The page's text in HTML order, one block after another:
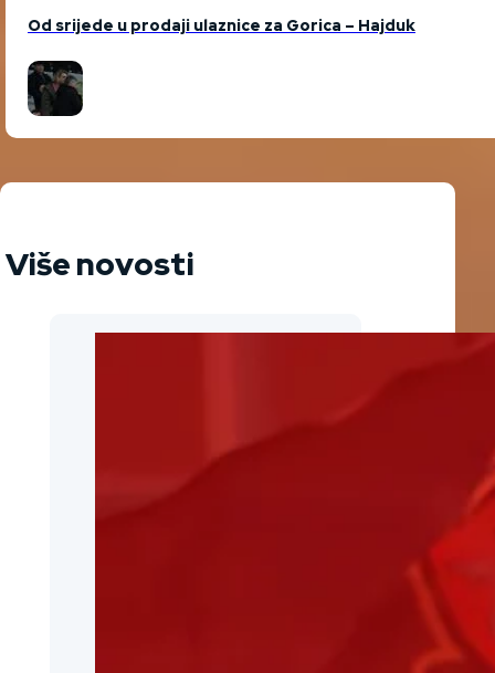
Od srijede u prodaji ulaznice za Gorica – Hajduk
Više novosti